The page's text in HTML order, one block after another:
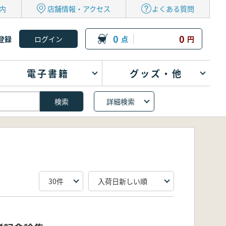
店舗情報・アクセス よくある質問
録 0 点 0 円
電子書籍 グッズ・他
詳細検索